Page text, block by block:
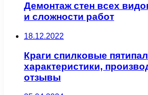
Демонтаж стен всех
и сложности работ
18.12.2022
Краги спилковые
характеристики,
отзывы